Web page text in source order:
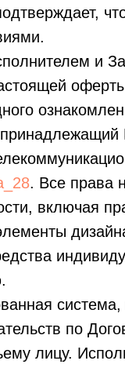
и
. Все права
включая
система,
по
лицу.